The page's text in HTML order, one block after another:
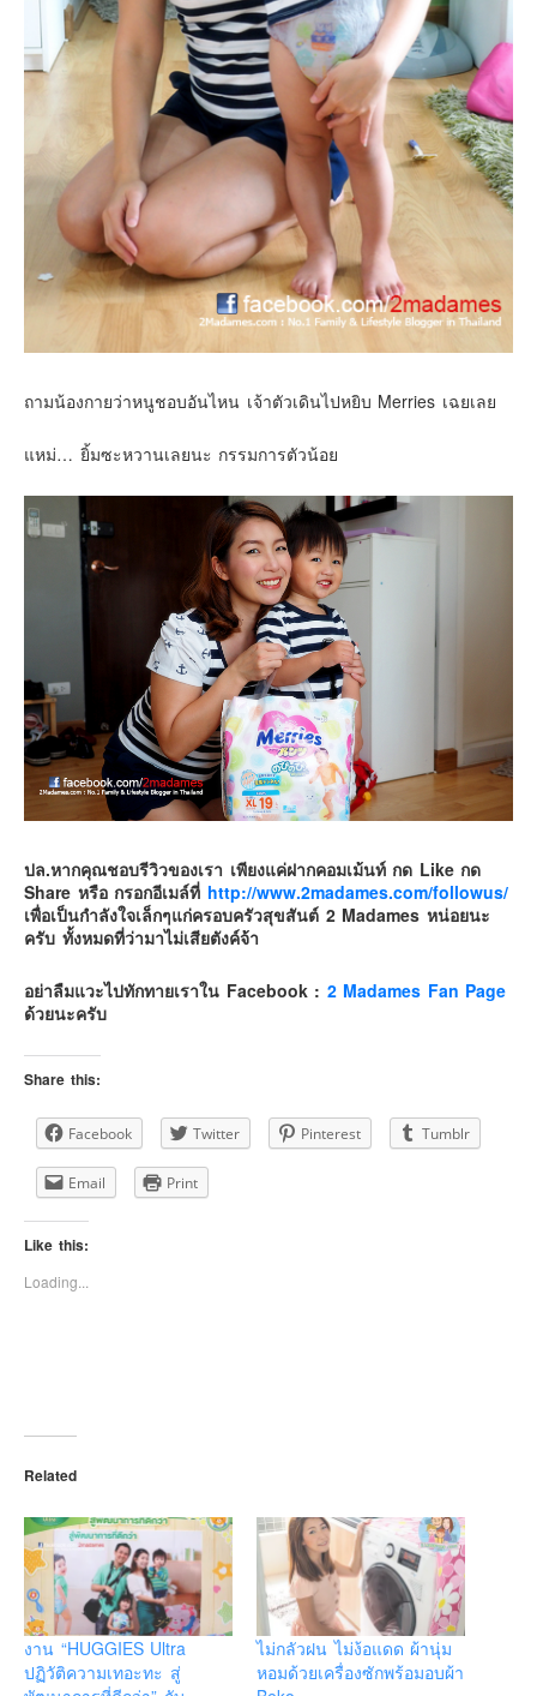
ถามน้องกายว่าหนูชอบอันไหน เจ้าตัวเดินไปหยิบ Merries เฉยเลย
แหม่… ยิ้มซะหวานเลยนะ กรรมการตัวน้อย
ปล.หากคุณชอบรีวิวของเรา เพียงแค่ฝากคอมเม้นท์ กด Like กด
Share หรือ กรอกอีเมล์ที่ http://www.2madames.com/followus/
เพื่อเป็นกำลังใจเล็กๆแก่ครอบครัวสุขสันต์ 2 Madames หน่อยนะ
ครับ ทั้งหมดที่ว่ามาไม่เสียตังค์จ้า
อย่าลืมแวะไปทักทายเราใน Facebook : 2 Madames Fan Page
ด้วยนะครับ
Share this:
Facebook Twitter Pinterest Tumblr
Email Print
Like this:
Loading...
Related
งาน “HUGGIES Ultra
ปฏิวัติความเทอะทะ สู่
ไม่กลัวฝน ไม่ง้อแดด ผ้านุ่ม
หอมด้วยเครื่องซักพร้อมอบผ้า